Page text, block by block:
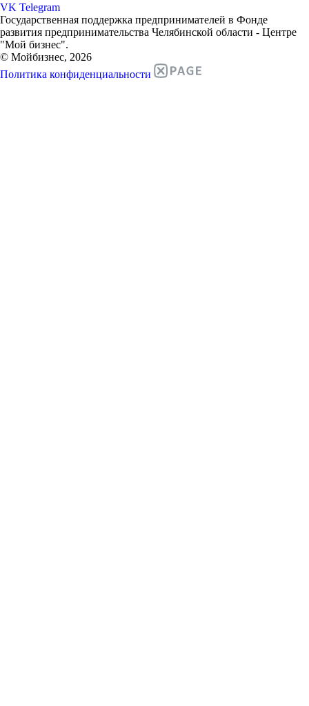
VK Telegram
Государственная поддержка предпринимателей в Фонде
развития предпринимательства Челябинской области - Центре
"Мой бизнес".
© Мойбизнес, 2026
Политика конфиденциальности